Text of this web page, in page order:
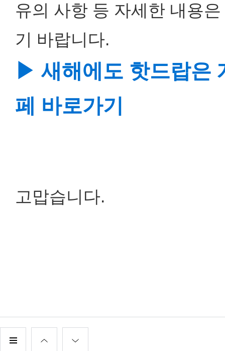
유의 사항 등 자세한 내용
기 바랍니다.
▶ 새해에도 핫드랍은
페 바로가기
고맙습니다.